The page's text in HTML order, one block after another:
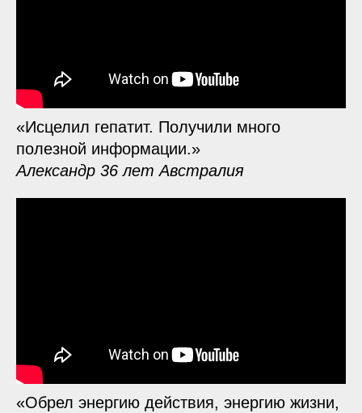
«Исцелил гепатит. Получили много
полезной информации.»
Александр 36 лет Австралия
«Обрел энергию действия, энергию жизни,